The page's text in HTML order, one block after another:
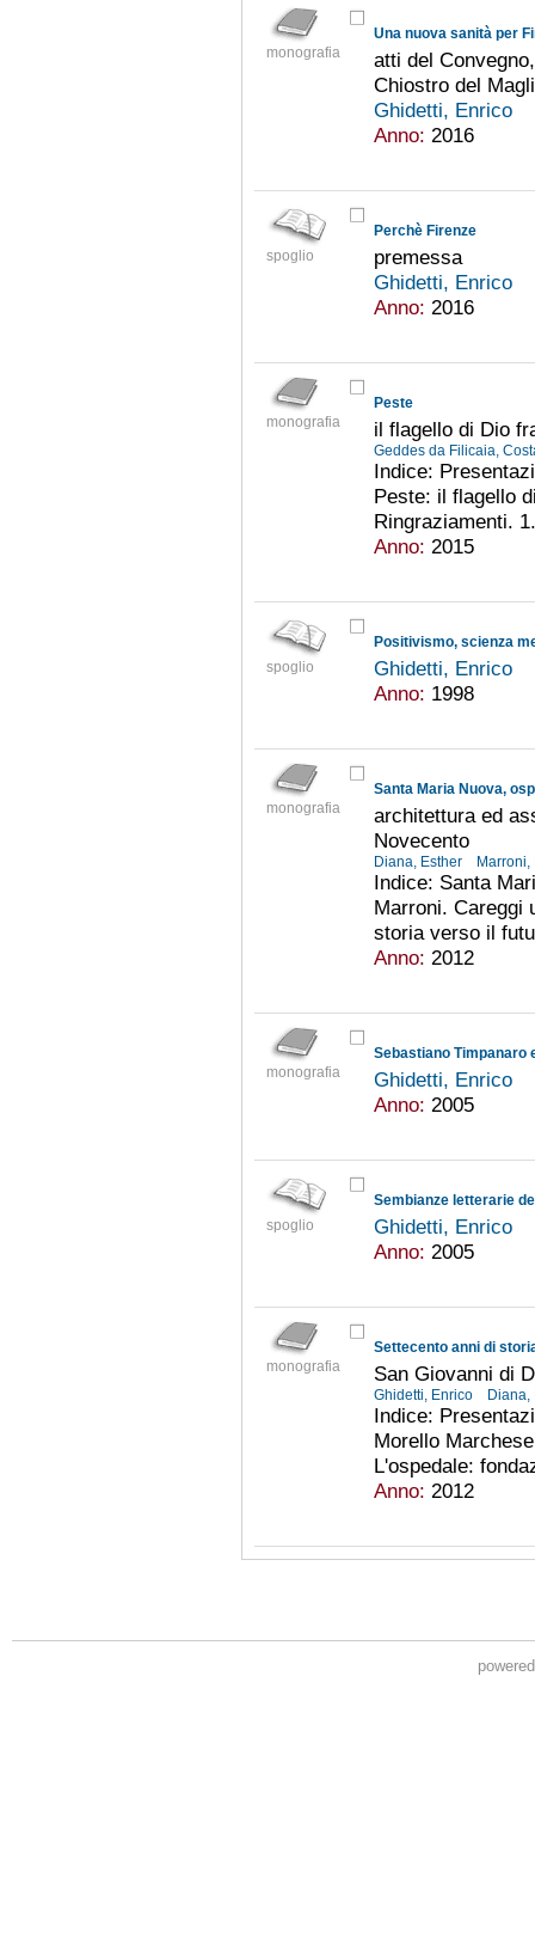
monografia
Una nuova sanità per
atti del
Chiostro del
Ghidetti, Enrico
Anno: 2016
spoglio
Perchè Firenze
premessa
Ghidetti, Enrico
Anno: 2016
monografia
Peste
il flagello di Dio
Geddes da Filicaia,
Indice:
Peste: il flagello
Ringraziamenti.
Anno: 2015
spoglio
Positivismo, scienza
Ghidetti, Enrico
Anno: 1998
monografia
Santa Maria Nuova,
architettura ed
Novecento
Diana, Esther
Indice: Santa
Marroni. Careggi
storia verso il
Anno: 2012
monografia
Sebastiano Timpanaro
Ghidetti, Enrico
Anno: 2005
spoglio
Sembianze letterarie
Ghidetti, Enrico
Anno: 2005
monografia
Settecento anni di
San Giovanni di
Ghidetti, Enrico
Indice:
Morello
L'ospedale:
Anno: 2012